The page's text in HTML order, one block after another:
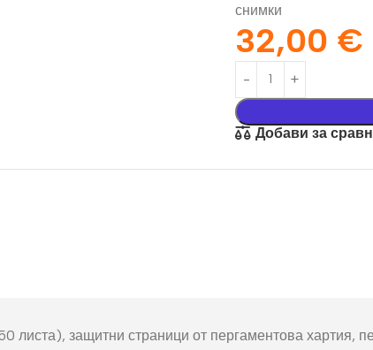
Тениски
Ключодържатели
снимки
32,00€
Добави за
защитни страници от пергаментова хартия,